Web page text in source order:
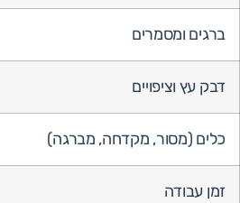
ברגים ומסמרים
דבק עץ וציפויים
כלים (מסור, מקדחה, מברגה)
זמן עבודה